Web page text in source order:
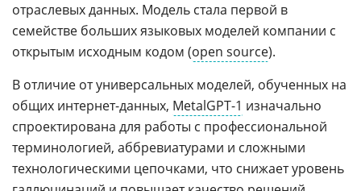
отраслевых данных. Модель стала первой в
семействе больших языковых моделей компании с
открытым исходным кодом (open source).
В отличие от универсальных моделей, обученных на
общих интернет-данных, MetalGPT-1 изначально
спроектирована для работы с профессиональной
терминологией, аббревиатурами и сложными
технологическими цепочками, что снижает уровень